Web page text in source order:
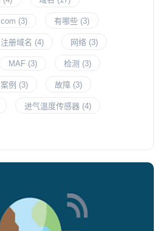
com (3) 有哪些 (3)
注册域名 (4) 网络 (3)
MAF (3) 检测 (3)
案例 (3) 故障 (3)
进气温度传感器 (4)